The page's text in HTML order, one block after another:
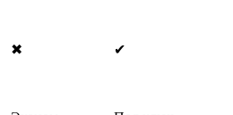
✖ ✔